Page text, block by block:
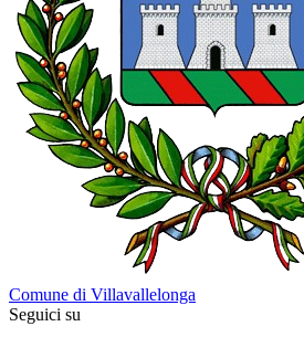
Comune di Villavallelonga
Seguici su